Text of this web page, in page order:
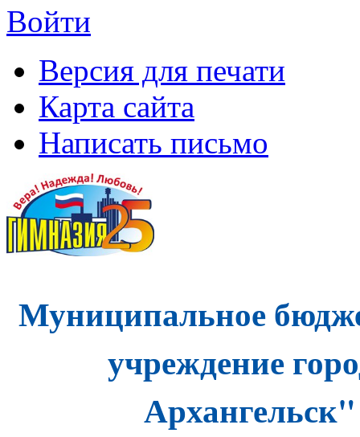
Войти
Версия для печати
Карта сайта
Написать письмо
Муниципальное
учреждение